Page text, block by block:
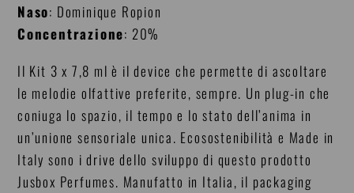
Naso: Dominique Ropion
Concentrazione: 20%
Il Kit 3 x 7,8 ml è il device che permette di ascoltare
le melodie olfattive preferite, sempre. Un plug-in che
coniuga lo spazio, il tempo e lo stato dell’anima in
un’unione sensoriale unica. Ecosostenibilità e Made in
Italy sono i drive dello sviluppo di questo prodotto
Jusbox Perfumes. Manufatto in Italia, il packaging